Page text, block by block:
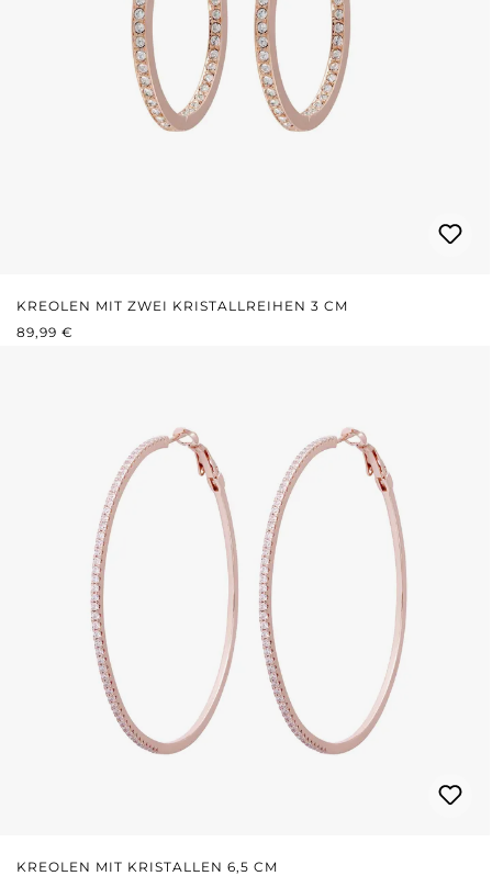
KREOLEN MIT ZWEI KRISTALLREIHEN 3 CM
REGULÄRER PREIS:
89,99 €
KREOLEN MIT KRISTALLEN 6,5 CM